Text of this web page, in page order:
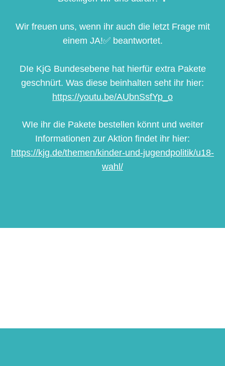
Wir freuen uns, wenn ihr auch die letzt Frage mit
einem JA!✅ beantwortet.
DIe KjG Bundesebene hat hierfür extra Pakete
geschnürt. Was diese beinhalten seht ihr hier:
https://youtu.be/AUbnSsfYp_o
WIe ihr die Pakete bestellen könnt und weiter
Informationen zur Aktion findet ihr hier:
https://kjg.de/themen/kinder-und-jugendpolitik/u18-
wahl/